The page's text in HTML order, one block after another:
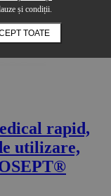
și condiții.
TOATE
rapid,
utilizare,